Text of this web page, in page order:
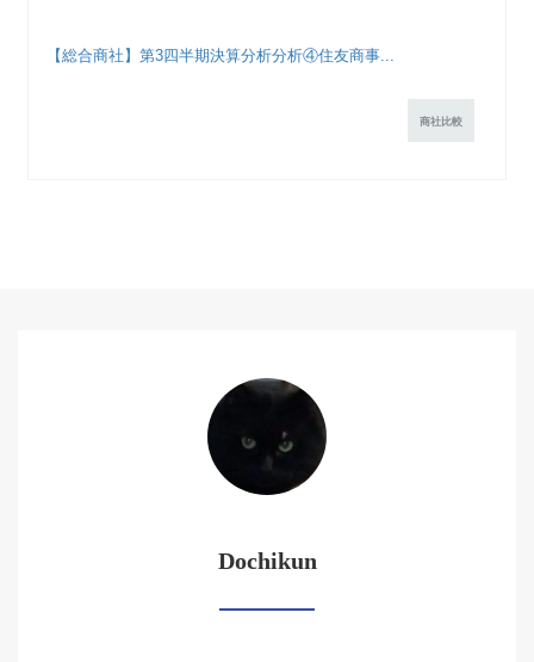
【総合商社】第3四半期決算分析分析④住友商事...
商社比較
Dochikun